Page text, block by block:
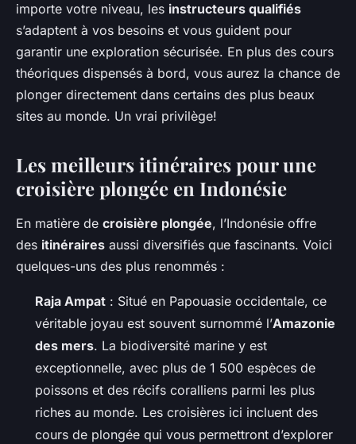
importe votre niveau, les instructeurs qualifiés
s’adaptent à vos besoins et vous guident pour
garantir une exploration sécurisée. En plus des cours
théoriques dispensés à bord, vous aurez la chance de
plonger directement dans certains des plus beaux
sites au monde. Un vrai privilège!
Les meilleurs itinéraires pour une
croisière plongée en Indonésie
En matière de croisière plongée, l’Indonésie offre
des itinéraires aussi diversifiés que fascinants. Voici
quelques-uns des plus renommés :
Raja Ampat : Situé en Papouasie occidentale, ce
véritable joyau est souvent surnommé l’Amazonie
des mers. La biodiversité marine y est
exceptionnelle, avec plus de 1 500 espèces de
poissons et des récifs coralliens parmi les plus
riches au monde. Les croisières ici incluent des
cours de plongée qui vous permettront d’explorer